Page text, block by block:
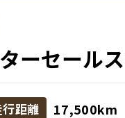
ーセールス
距離 17,500km